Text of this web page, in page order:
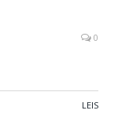
0
LEIS